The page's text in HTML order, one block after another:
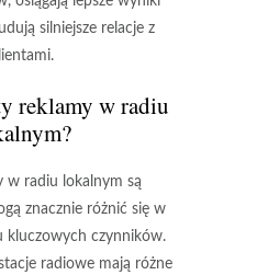
silniejsze relacje z
reklamy w radiu
w radiu lokalnym są
znacznie różnić się w
kluczowych czynników.
radiowe mają różne